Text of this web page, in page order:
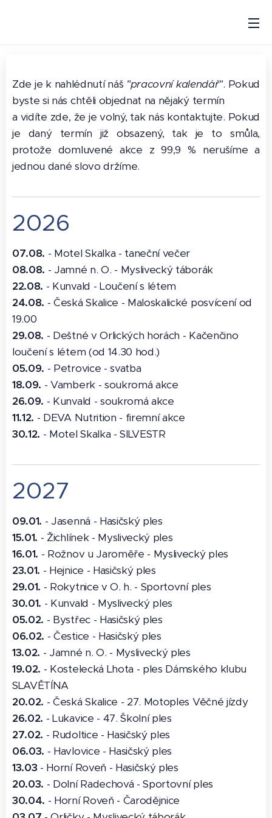
Zde je k nahlédnutí náš "pracovní kalendář". Pokud
byste si nás chtěli objednat na nějaký termín
a vidíte zde, že je volný, tak nás kontaktujte. Pokud
je daný termín již obsazený, tak je to smůla,
protože domluvené akce z 99,9 % nerušíme a
jednou dané slovo držíme.
2026
07.08. - Motel Skalka - taneční večer
08.08. - Jamné n. O. - Myslivecký táborák
22.08. - Kunvald - Loučení s létem
24.08. - Česká Skalice - Maloskalické posvícení od
19.00
29.08. - Deštné v Orlických horách - Kačenčino
loučení s létem (od 14.30 hod.)
05.09. - Petrovice - svatba
18.09. - Vamberk - soukromá akce
26.09. - Kunvald - soukromá akce
11.12. - DEVA Nutrition - firemní akce
30.12. - Motel Skalka - SILVESTR
2027
09.01. - Jasenná - Hasičský ples
15.01. - Žichlínek - Myslivecký ples
16.01. - Rožnov u Jaroměře - Myslivecký ples
23.01. - Hejnice - Hasičský ples
29.01. - Rokytnice v O. h. - Sportovní ples
30.01. - Kunvald - Myslivecký ples
05.02. - Bystřec - Hasičský ples
06.02. - Čestice - Hasičský ples
13.02. - Jamné n. O. - Myslivecký ples
19.02. - Kostelecká Lhota - ples Dámského klubu
SLAVĚTÍNA
20.02. - Česká Skalice - 27. Motoples Věčné jízdy
26.02. - Lukavice - 47. Školní ples
27.02. - Rudoltice - Hasičský ples
06.03. - Havlovice - Hasičský ples
13.03 - Horní Roveň - Hasičský ples
20.03. - Dolní Radechová - Sportovní ples
30.04. - Horní Roveň - Čarodějnice